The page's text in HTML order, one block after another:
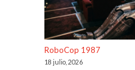
RoboCop 1987
18 julio, 2026